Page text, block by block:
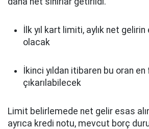
İlk yıl kart limiti, aylık net gelirin
olacak
İkinci yıldan itibaren bu oran en
çıkarılabilecek
Limit belirlemede net gelir esas
ayrıca kredi notu, mevcut borç